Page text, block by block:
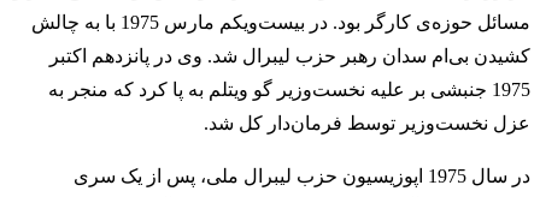
مسائل حوزه‌ی کارگر بود. در بیست‌ویکم مارس 1975 با به چالش
کشیدن بی‌ام سدان رهبر حزب لیبرال شد. وی در پانزدهم اکتبر
1975 جنبشی بر علیه نخست‌وزیر گو ویتلم به پا کرد که منجر به
عزل نخست‌وزیر توسط فرمان‌دار کل شد.
در سال 1975 اپوزیسیون حزب لیبرال ملی، پس از یک سری